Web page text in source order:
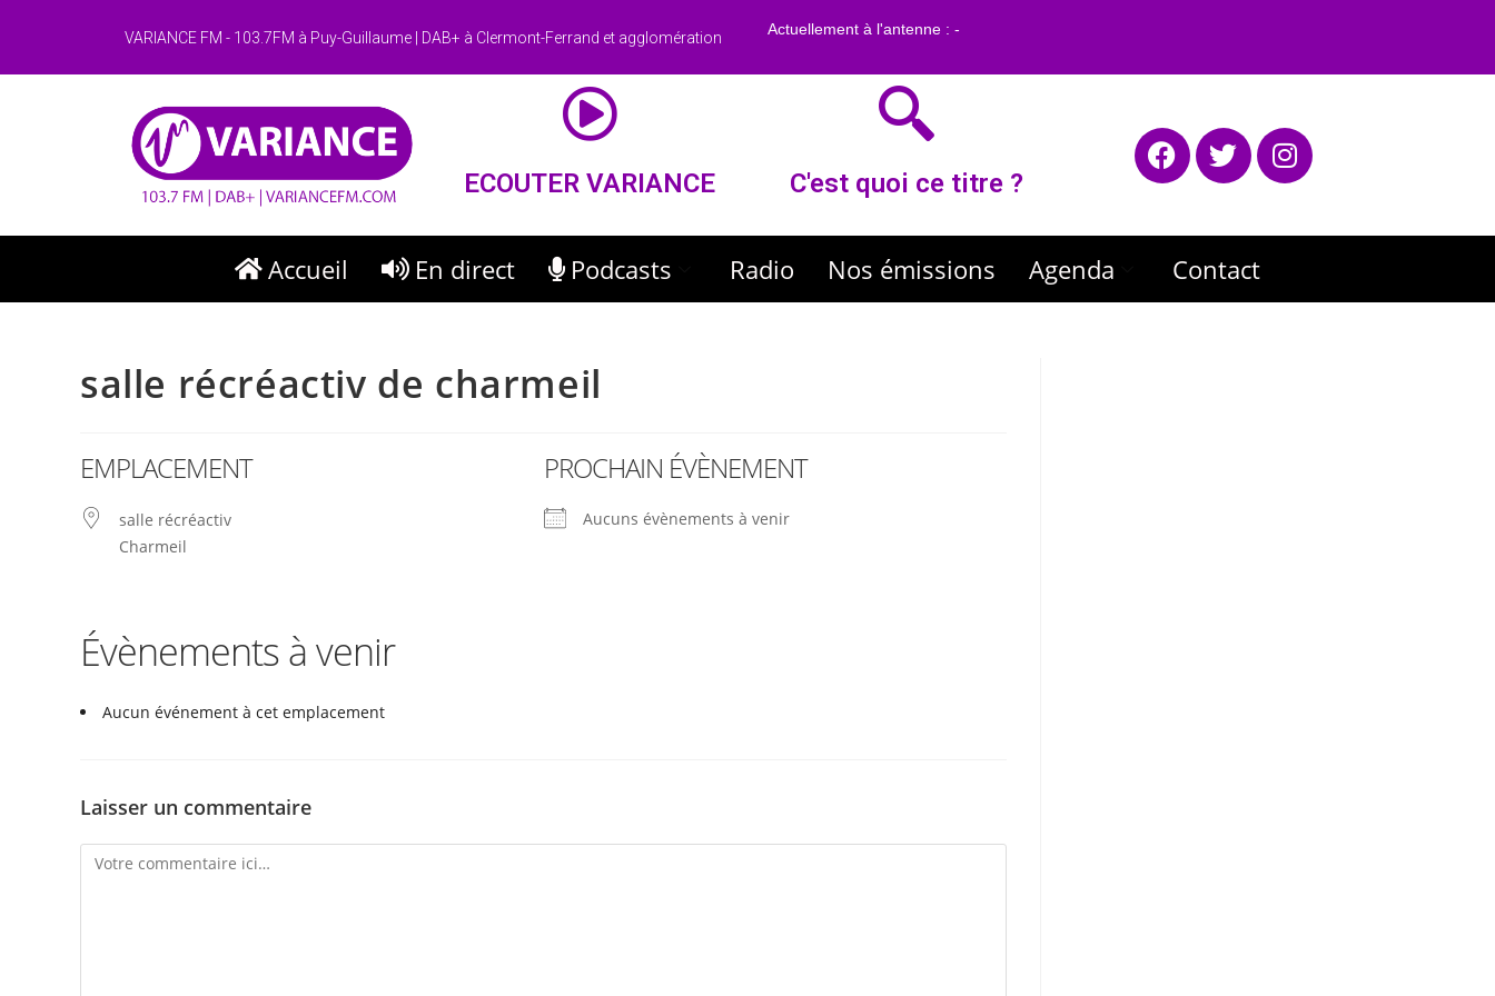
VARIANCE FM - 103.7FM à Puy-Guillaume | DAB+ à Clermont-Ferrand et agglomération
ECOUTER VARIANCE C'est quoi ce titre ?
Accueil En direct Podcasts Radio Nos émissions Agenda Contact
salle récréactiv de charmeil
EMPLACEMENT
salle récréactiv
Charmeil
PROCHAIN ÉVÈNEMENT
Aucuns évènements à venir
Évènements à venir
Aucun événement à cet emplacement
Laisser un commentaire